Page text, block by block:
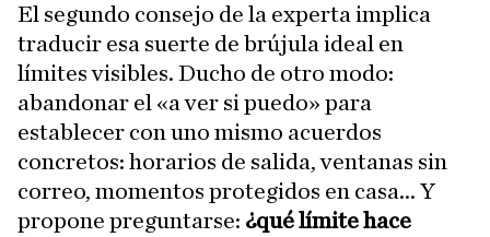
El segundo consejo de la experta implica
traducir esa suerte de brújula ideal en
límites visibles. Ducho de otro modo:
abandonar el «a ver si puedo» para
establecer con uno mismo acuerdos
concretos: horarios de salida, ventanas sin
correo, momentos protegidos en casa... Y
propone preguntarse: ¿qué límite hace